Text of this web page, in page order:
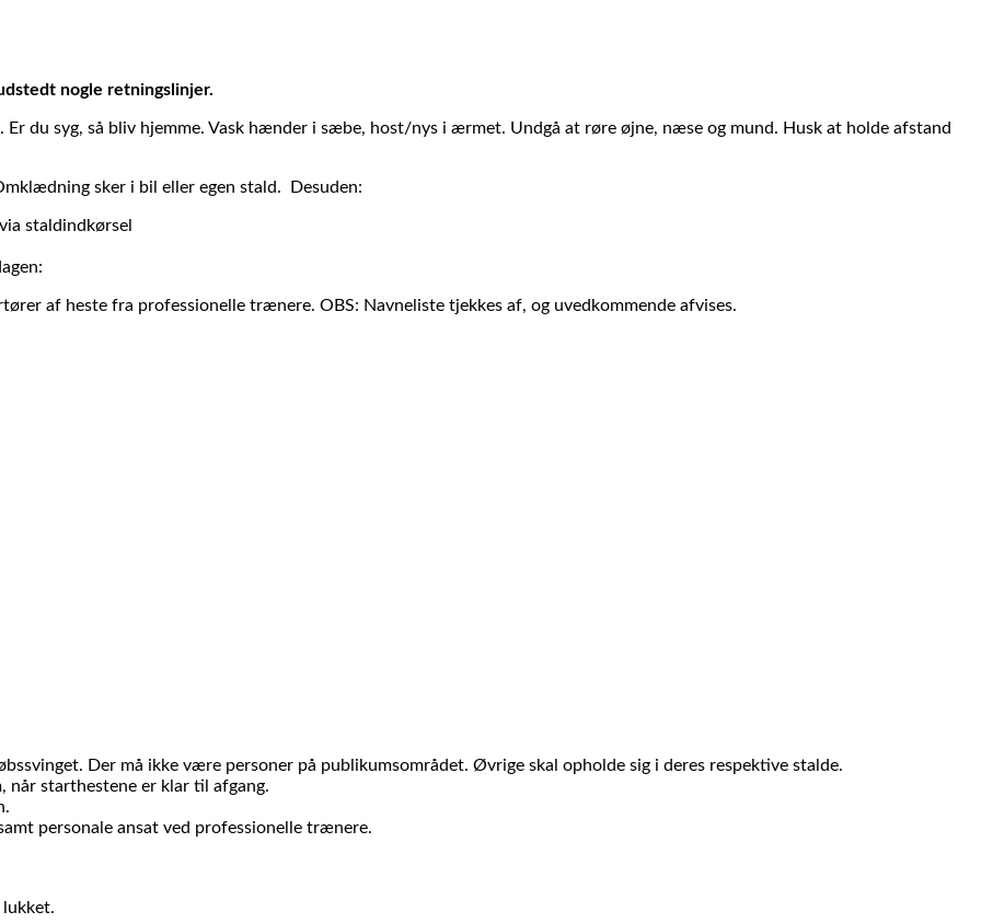
nogle retningslinjer.
du syg, så bliv hjemme. Vask hænder i sæbe, host/nys i ærmet. Undgå at røre øjne, næse og mund. Husk at holde afstand
sker i bil eller egen stald. Desuden:
staldindkørsel
af heste fra professionelle trænere. OBS: Navneliste tjekkes af, og uvedkommende afvises.
Der må ikke være personer på publikumsområdet. Øvrige skal opholde sig i deres respektive stalde.
når starthestene er klar til afgang.
personale ansat ved professionelle trænere.